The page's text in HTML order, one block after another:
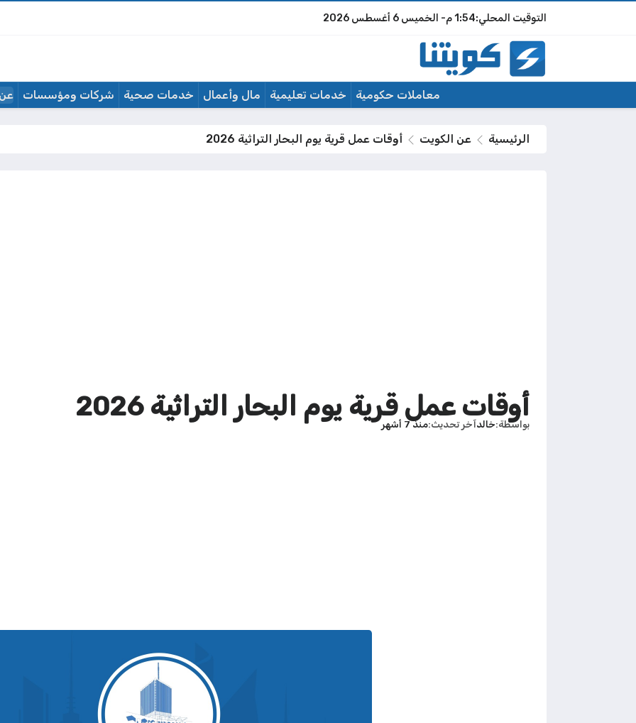
1:54 م الخميس 6 أغسطس 2026
معاملات حكومية خدمات تعليمية مال وأعمال خدمات صحية شركات ومؤسسات
الرئيسية عن الكويت أوقات عمل قرية يوم البحار التراثية 2026
أوقات عمل قرية يوم البحار التراثية 2026
بواسطة خالدآخر تحديث منذ 7 أشهر